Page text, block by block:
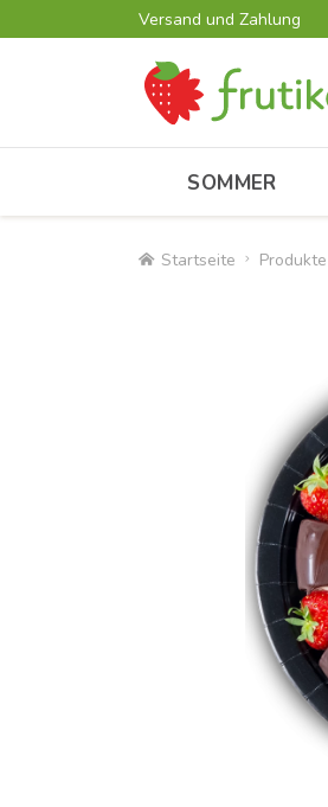
Versand und Zahlung
SOMMER
Startseite Produkte